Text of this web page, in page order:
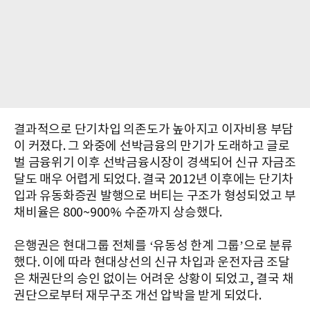
결과적으로 단기차입 의존도가 높아지고 이자비용 부담
이 커졌다. 그 와중에 선박금융의 만기가 도래하고 글로
벌 금융위기 이후 선박금융시장이 경색되어 신규 자금조
달도 매우 어렵게 되었다. 결국 2012년 이후에는 단기차
입과 유동화증권 발행으로 버티는 구조가 형성되었고 부
채비율은 800~900% 수준까지 상승했다.
은행권은 현대그룹 전체를 ‘유동성 한계 그룹’으로 분류
했다. 이에 따라 현대상선의 신규 차입과 운전자금 조달
은 채권단의 승인 없이는 어려운 상황이 되었고, 결국 채
권단으로부터 재무구조 개선 압박을 받게 되었다.